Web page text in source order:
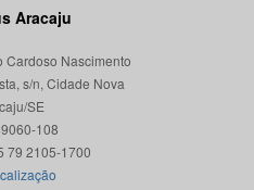
Aracaju
Cardoso Nascimento
s/n, Cidade Nova
SE
108